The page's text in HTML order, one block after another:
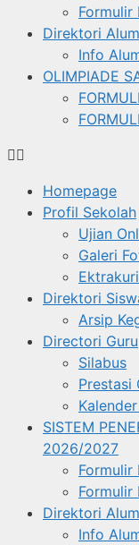
Formulir
Direktori
Info
OLIMPIADE
Homepage
Profil Sekolah
Ujian
Galeri
Direktori
Arsip
Directori Guru
Silabus
Prestasi
SISTEM
2026/2027
Formulir
Formulir
Direktori
Info